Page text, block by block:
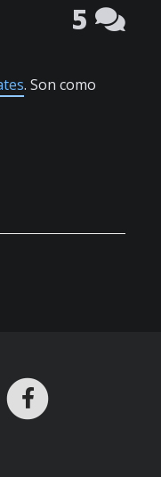
5
. Son como
en Telegram